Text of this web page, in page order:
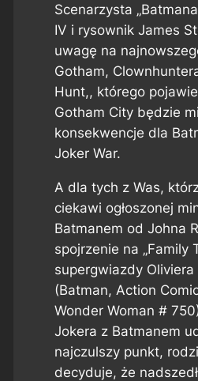
Scenarzysta
IV i rysownik James
uwagę na
Gotham,
Hunt,, którego
Gotham City będzie
konsekwencje dla
Joker War.
A dla tych z Was,
ciekawi ogłoszonej
Batmanem od Johna
spojrzenie na „Family
supergwiazdy Oliviera
(Batman, Action
Wonder Woman #
Jokera z Batmanem
najczulszy punkt,
decyduje, że